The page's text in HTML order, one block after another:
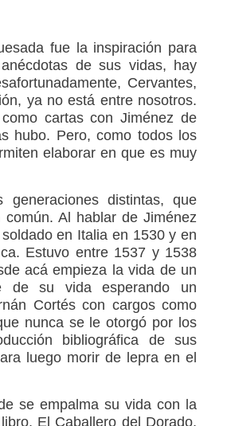
fue la inspiración para
de sus vidas, hay
Cervantes,
ya no está entre nosotros.
cartas con Jiménez de
hubo. Pero, como todos los
elaborar en que es muy
distintas, que
Al hablar de Jiménez
en Italia en 1530 y en
Estuvo entre 1537 y 1538
acá empieza la vida de un
de su vida esperando un
Cortés con cargos como
nunca se le otorgó por los
bibliográfica de sus
luego morir de lepra en el
se empalma su vida con la
El Caballero del Dorado,